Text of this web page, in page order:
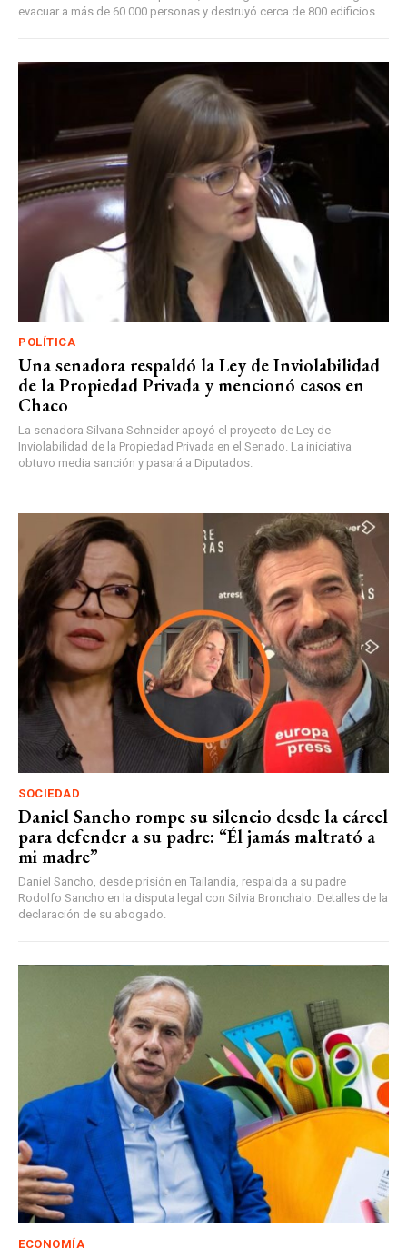
evacuar a más de 60.000 personas y destruyó cerca de 800 edificios.
POLÍTICA
Una senadora respaldó la Ley de Inviolabilidad
de la Propiedad Privada y mencionó casos en
Chaco
La senadora Silvana Schneider apoyó el proyecto de Ley de
Inviolabilidad de la Propiedad Privada en el Senado. La iniciativa
obtuvo media sanción y pasará a Diputados.
SOCIEDAD
Daniel Sancho rompe su silencio desde la cárcel
para defender a su padre: “Él jamás maltrató a
mi madre”
Daniel Sancho, desde prisión en Tailandia, respalda a su padre
Rodolfo Sancho en la disputa legal con Silvia Bronchalo. Detalles de la
declaración de su abogado.
ECONOMÍA